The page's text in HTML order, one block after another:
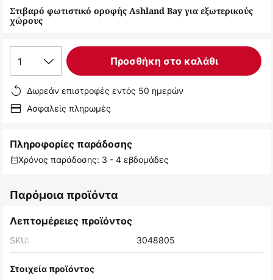
συλλογής
εικόνων
Στιβαρό φωτιστικό οροφής Ashland Bay για εξωτερικούς
χώρους
1 Προσθήκη στο καλάθι
Δωρεάν επιστροφές εντός 50 ημερών
Ασφαλείς πληρωμές
Πληροφορίες παράδοσης
Χρόνος παράδοσης: 3 - 4 εβδομάδες
Παρόμοια προϊόντα
Λεπτομέρειες προϊόντος
SKU: 3048805
Στοιχεία προϊόντος